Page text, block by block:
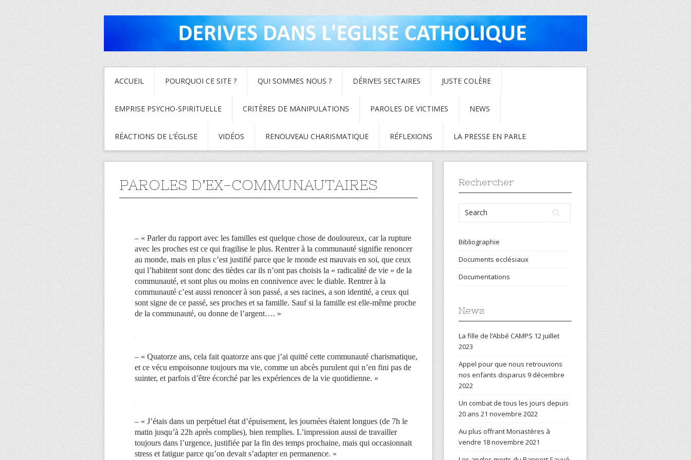
ACCUEIL POURQUOI CE SITE ? QUI SOMMES NOUS ? DÉRIVES SECTAIRES JUSTE COLÈRE
EMPRISE PSYCHO-SPIRITUELLE CRITÈRES DE MANIPULATIONS PAROLES DE VICTIMES NEWS
RÉACTIONS DE L’ÉGLISE VIDÉOS RENOUVEAU CHARISMATIQUE RÉFLEXIONS LA PRESSE EN PARLE
PAROLES D’EX-COMMUNAUTAIRES
.
– « Parler du rapport avec les familles est quelque chose de douloureux, car la rupture
avec les proches est ce qui fragilise le plus. Rentrer à la communauté signifie renoncer
au monde, mais en plus c’est justifié parce que le monde est mauvais en soi, que ceux
qui l’habitent sont donc des tièdes car ils n’ont pas choisis la « radicalité de vie » de la
communauté, et sont plus ou moins en connivence avec le diable. Rentrer à la
communauté c’est aussi renoncer à son passé, a ses racines, a son identité, a ceux qui
sont signe de ce passé, ses proches et sa famille. Sauf si la famille est elle-même proche
de la communauté, ou donne de l’argent…. »
.
– « Quatorze ans, cela fait quatorze ans que j’ai quitté cette communauté charismatique,
et ce vécu empoisonne toujours ma vie, comme un abcès purulent qui n’en fini pas de
suinter, et parfois d’être écorché par les expériences de la vie quotidienne. »
.
– « J’étais dans un perpétuel état d’épuisement, les journées étaient longues (de 7h le
matin jusqu’à 22h après complies), bien remplies. L’impression aussi de travailler
toujours dans l’urgence, justifiée par la fin des temps prochaine, mais qui occasionnait
stress et fatigue parce qu’on devait s’adapter en permanence. »
Rechercher
Bibliographie
Documents ecclésiaux
Documentations
News
La fille de l’Abbé CAMPS 12 juillet
2023
Appel pour que nous retrouvions
nos enfants disparus 9 décembre
2022
Un combat de tous les jours depuis
20 ans 21 novembre 2022
Au plus offrant Monastères à
vendre 18 novembre 2021